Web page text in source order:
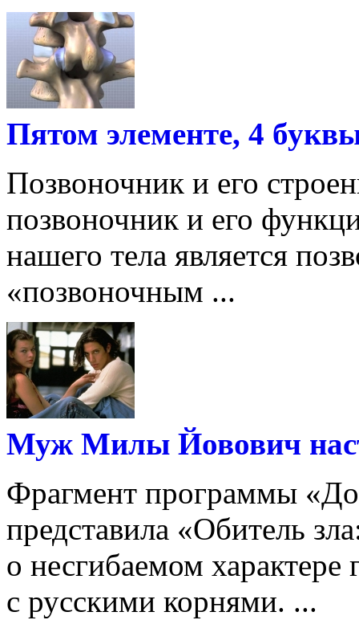
Пятом элементе, 4
Позвоночник и его
позвоночник и его
нашего тела является
«позвоночным ...
Муж Милы Йовович
Фрагмент программы
представила «Обитель
о несгибаемом характере
с русскими корнями. ...